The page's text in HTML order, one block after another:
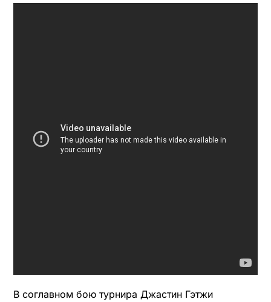
В соглавном бою турнира Джастин Гэтжи